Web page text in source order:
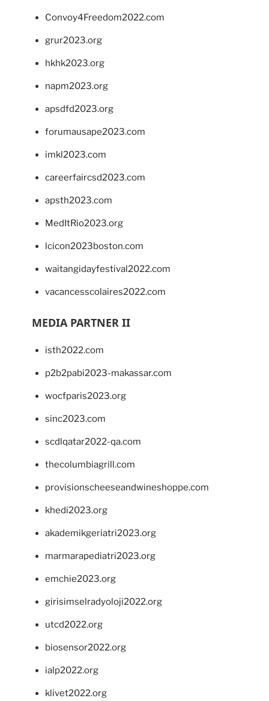
Convoy4Freedom2022.com
grur2023.org
hkhk2023.org
napm2023.org
apsdfd2023.org
forumausape2023.com
imkl2023.com
careerfaircsd2023.com
apsth2023.com
MedItRio2023.org
lcicon2023boston.com
waitangidayfestival2022.com
vacancesscolaires2022.com
MEDIA PARTNER II
isth2022.com
p2b2pabi2023-makassar.com
wocfparis2023.org
sinc2023.com
scdlqatar2022-qa.com
thecolumbiagrill.com
provisionscheeseandwineshoppe.com
khedi2023.org
akademikgeriatri2023.org
marmarapediatri2023.org
emchie2023.org
girisimselradyoloji2022.org
utcd2022.org
biosensor2022.org
ialp2022.org
klivet2022.org